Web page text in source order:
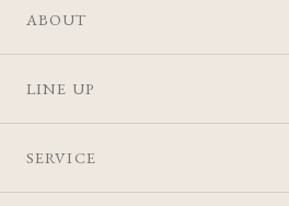
ABOUT
LINE UP
SERVICE